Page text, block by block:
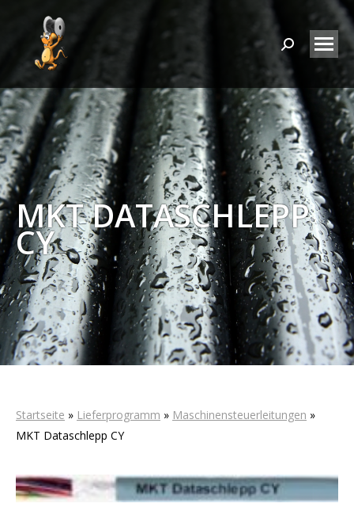
Search:
MKT DATASCHLEPP
CY
Startseite » Lieferprogramm » Maschinensteuerleitungen »
MKT Dataschlepp CY